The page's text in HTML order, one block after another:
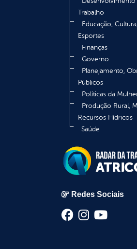
Trabalho
Educação,
Esportes
Finanças
Governo
Planejamento,
Públicos
Políticas da
Produção Rural,
Recursos Hídricos
Saúde
Redes Sociais